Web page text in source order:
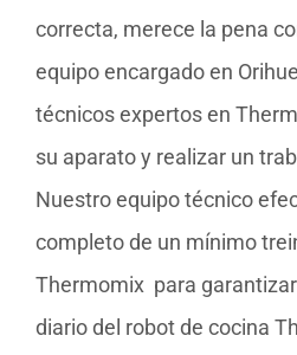
correcta, merece la pena
equipo encargado en
técnicos expertos en
su aparato y realizar un
Nuestro equipo técnico
completo de un mínimo
Thermomix para
diario del robot de cocina